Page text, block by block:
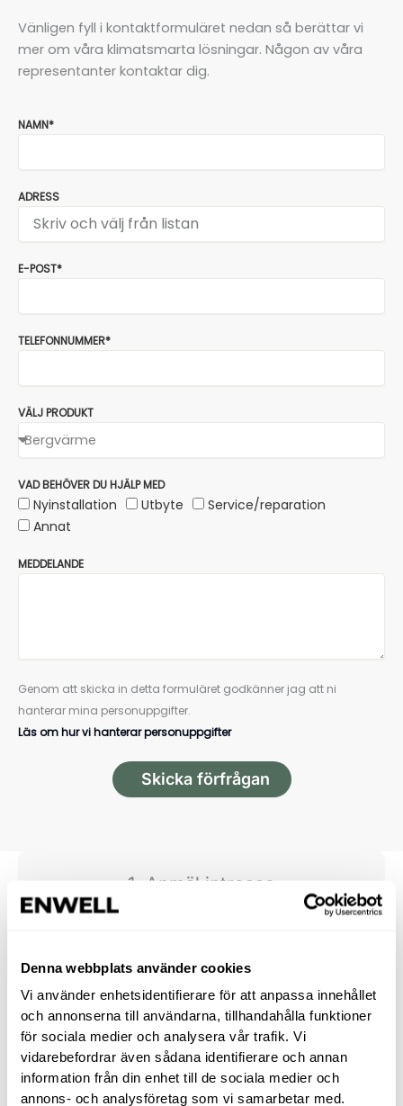
Denna webbplats använder cookies
Vi använder enhetsidentifierare för att anpassa innehållet
och annonserna till användarna, tillhandahålla funktioner
för sociala medier och analysera vår trafik. Vi
vidarebefordrar även sådana identifierare och annan
information från din enhet till de sociala medier och
annons- och analysföretag som vi samarbetar med.
Vänligen fyll i kontaktformuläret nedan så berättar vi
mer om våra klimatsmarta lösningar. Någon av våra
representanter kontaktar dig.
NAMN*
ADRESS
E-POST*
TELEFONNUMMER*
VÄLJ PRODUKT
VAD BEHÖVER DU HJÄLP MED
Nyinstallation Utbyte
Service/reparation
Annat
MEDDELANDE
Genom att skicka in detta formuläret godkänner jag att ni
hanterar mina personuppgifter.
Läs om hur vi hanterar personuppgifter
Skicka förfrågan
1. Anmäl intresse
Fyll i intresse­formuläret här bredvid och ge oss en
2. Vi kontaktar dig
Någon från Enwell hör av sig för att samla
komplette­rande uppgifter och säkerställa att du får
den bästa lösningen för just ditt hem.